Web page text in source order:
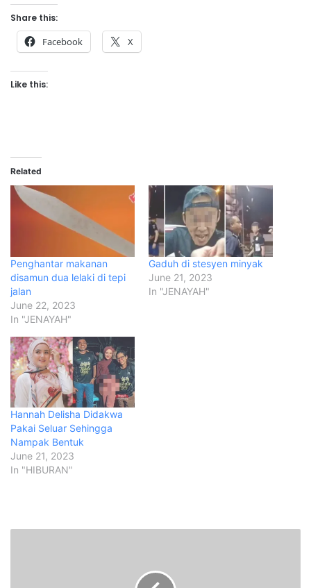
Share this:
Facebook X
Like this:
Related
Penghantar makanan
disamun dua lelaki di tepi
jalan
June 22, 2023
In "JENAYAH"
Gaduh di stesyen minyak
June 21, 2023
In "JENAYAH"
Hannah Delisha Didakwa
Pakai Seluar Sehingga
Nampak Bentuk
June 21, 2023
In "HIBURAN"